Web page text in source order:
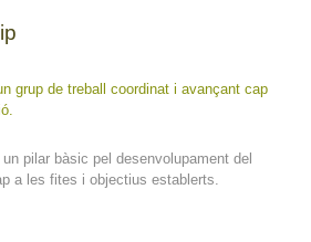
grup de treball coordinat i avançant cap
pilar bàsic pel desenvolupament del
a les fites i objectius establerts.